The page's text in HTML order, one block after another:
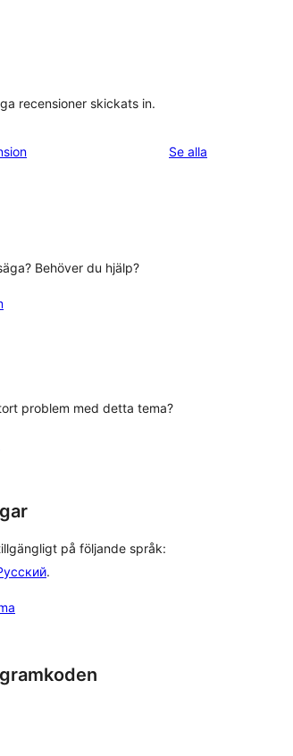
recensioner skickats in.
Se alla
Behöver du hjälp?
problem med detta tema?
på följande språk:
.